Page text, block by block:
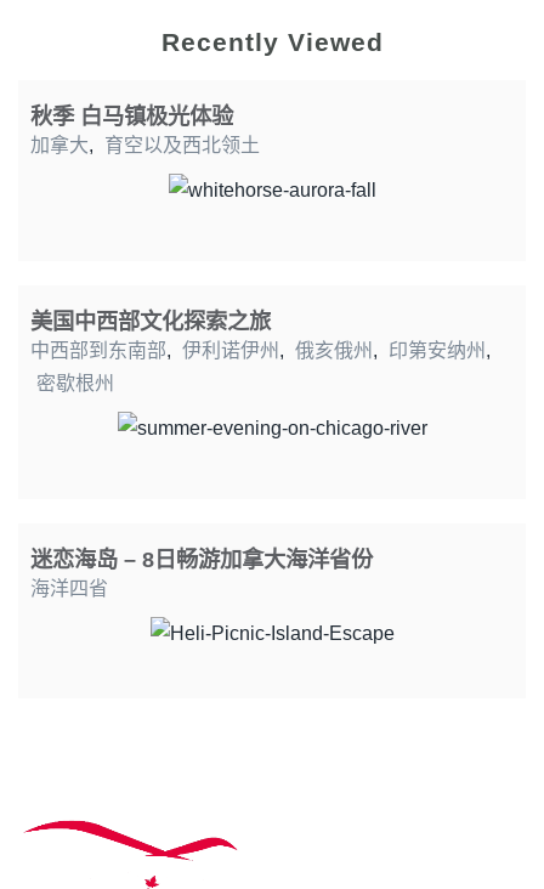
Recently Viewed
秋季 白马镇极光体验
加拿大, 育空以及西北领土
美国中西部文化探索之旅
中西部到东南部, 伊利诺伊州 , 俄亥俄州 , 印第安纳州 ,
密歇根州
迷恋海岛 – 8日畅游加拿大海洋省份
海洋四省